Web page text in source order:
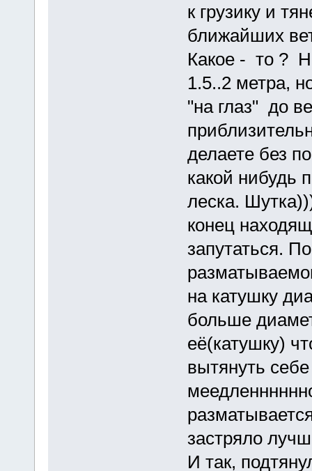
к грузику и
ближайших
Какое - то ?
1.5..2 метра,
"на глаз" до
делаете без
какой нибудь
леска.
конец
запутаться.
на катушку
больше
её(катушку)
вытянуть
застряло
И так,